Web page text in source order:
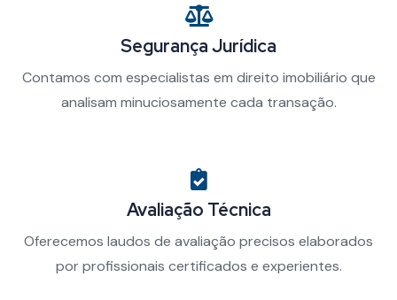
Segurança Jurídica
Contamos com especialistas em direito imobiliário que
analisam minuciosamente cada transação.
Avaliação Técnica
Oferecemos laudos de avaliação precisos elaborados
por profissionais certificados e experientes.